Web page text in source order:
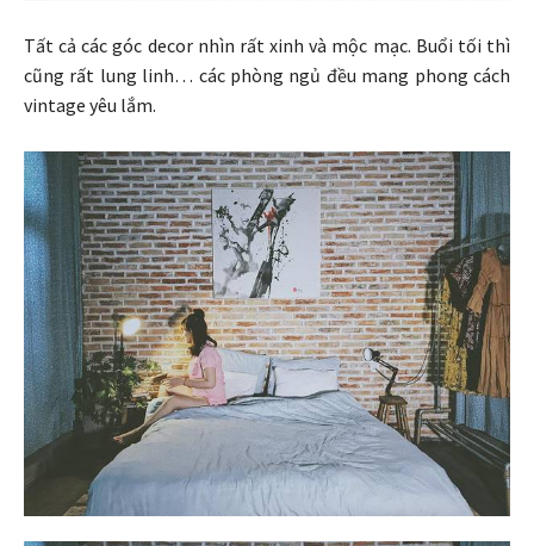
Tất cả các góc decor nhìn rất xinh và mộc mạc. Buổi tối thì
cũng rất lung linh… các phòng ngủ đều mang phong cách
vintage yêu lắm.